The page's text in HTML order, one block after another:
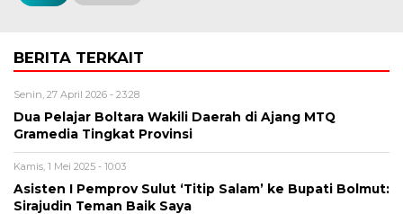
BERITA TERKAIT
Senin, 27 April 2026 - 23:28
Dua Pelajar Boltara Wakili Daerah di Ajang MTQ
Gramedia Tingkat Provinsi
Kamis, 1 Mei 2025 - 10:03
Asisten I Pemprov Sulut ‘Titip Salam’ ke Bupati Bolmut:
Sirajudin Teman Baik Saya